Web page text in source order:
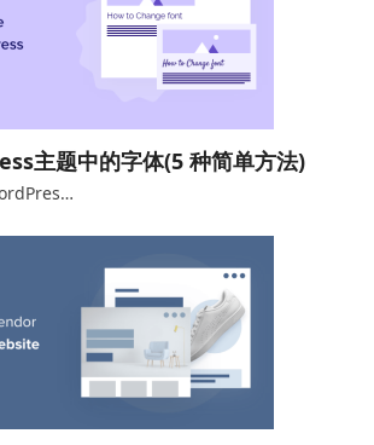
主题中的字体(5 种简单方法)